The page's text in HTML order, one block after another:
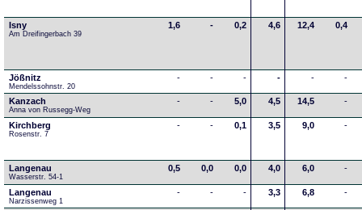
Isny
Am Dreifingerbach 39
1,6 - 0,2 4,6 12,4 0,4
Jößnitz
Mendelssohnstr. 20
- - - - - -
Kanzach
Anna von Russegg-Weg
- - 5,0 4,5 14,5 -
Kirchberg
Rosenstr. 7
- - 0,1 3,5 9,0 -
Langenau
Wasserstr. 54-1
0,5 0,0 0,0 4,0 6,0 -
Langenau
Narzissenweg 1
- - - 3,3 6,8 -